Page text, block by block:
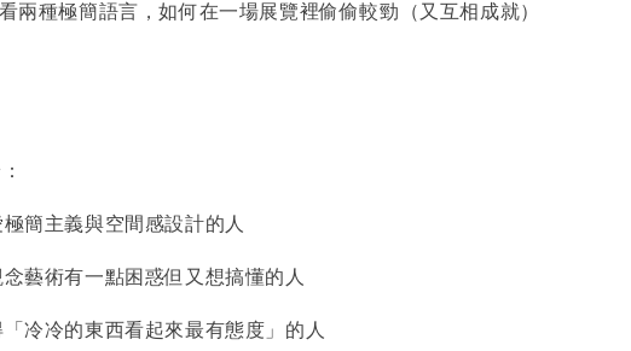
看兩種極簡語言，如何在一場展覽裡偷偷較勁（又互相成就）
簡主義與空間感設計的人
藝術有一點困惑但又想搞懂的人
冷冷的東西看起來最有態度」的人